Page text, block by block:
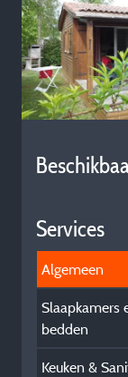
Services
Algemeen
Slaapkamers
bedden
Keuken &